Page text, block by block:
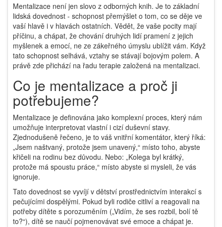
Mentalizace není jen slovo z odborných knih. Je to základní
lidská dovednost - schopnost přemýšlet o tom, co se děje ve
vaší hlavě i v hlavách ostatních. Vědět, že vaše pocity mají
příčinu, a chápat, že chování druhých lidí pramení z jejich
myšlenek a emocí, ne ze zákeřného úmyslu ublížit vám. Když
tato schopnost selhává, vztahy se stávají bojovým polem. A
právě zde přichází na řadu terapie založená na mentalizaci.
Co je mentalizace a proč ji
potřebujeme?
Mentalizace je definována jako komplexní proces, který nám
umožňuje interpretovat vlastní i cizí duševní stavy.
Zjednodušeně řečeno, je to váš vnitřní komentátor, který říká:
„Jsem naštvaný, protože jsem unavený,“ místo toho, abyste
křičeli na rodinu bez důvodu. Nebo: „Kolega byl krátký,
protože má spoustu práce,“ místo abyste si mysleli, že vás
ignoruje.
Tato dovednost se vyvíjí v dětství prostřednictvím interakcí s
pečujícími dospělými. Pokud byli rodiče citliví a reagovali na
potřeby dítěte s porozuměním („Vidím, že ses rozbil, bolí tě
to?“), dítě se naučí pojmenovávat své emoce a chápat je.